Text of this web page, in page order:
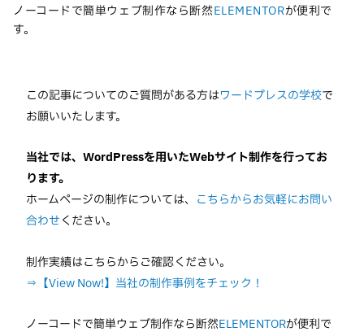
ノーコードで簡単ウェブ制作なら断然ELEMENTORが便利で
す。
この記事についてのご質問がある方はワードプレスの学校で
お願いいたします。
当社では、WordPressを用いたWebサイト制作を行ってお
ります。
ホームページの制作については、 こちらからお気軽にお問い
合わせください。
制作実績はこちらからご確認ください。
⇒【View Now!】当社の制作事例をチェック！
ノーコードで簡単ウェブ制作なら断然ELEMENTORが便利で